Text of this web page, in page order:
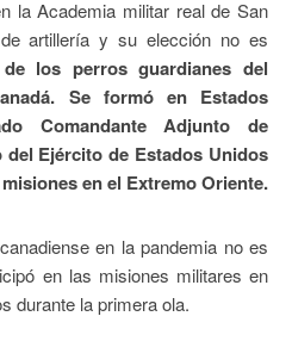
la Academia militar real de San
artillería y su elección no es
los perros guardianes del
. Se formó en Estados
Comandante Adjunto de
Ejército de Estados Unidos
en el Extremo Oriente.
en la pandemia no es
en las misiones militares en
durante la primera ola.